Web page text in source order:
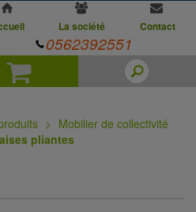
Panier
La société Contact
0562392551
Mobilier de collectivité
pliantes